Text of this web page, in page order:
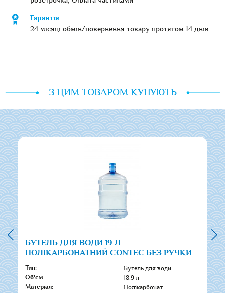
Гарантія
24 місяці обмін/повернення товару протягом 14 днів
З ЦИМ ТОВАРОМ КУПУЮТЬ
БУТЕЛЬ ДЛЯ ВОДИ 19 Л
ПОЛІКАРБОНАТНИЙ CONTEC БЕЗ РУЧКИ
Тип: Бутель для води
Об'єм: 18.9 л
Матеріал: Полікарбонат